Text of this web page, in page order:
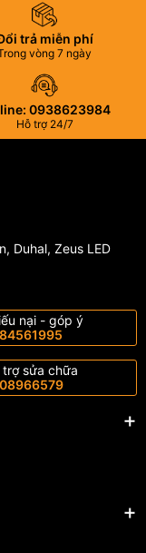
trả miễn phí
vòng 7 ngày
0938623984
Hỗ trợ 24/7
Duhal, Zeus LED
nại - góp ý
trợ sửa chữa